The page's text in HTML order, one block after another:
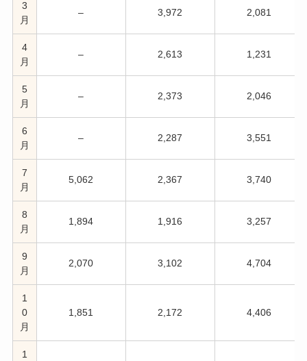
3
月
– 3,972 2,081
4
月
– 2,613 1,231
5
月
– 2,373 2,046
6
月
– 2,287 3,551
7
月
5,062 2,367 3,740
8
月
1,894 1,916 3,257
9
月
2,070 3,102 4,704
1
0
月
1,851 2,172 4,406
1